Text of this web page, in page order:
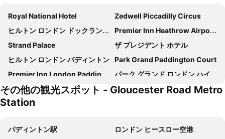
Royal National Hotel
Zedwell Piccadilly Circus
ヒルトン ロンドン ドックランズ リバーサイド
Premier Inn Heathrow Airport Terminal 4
Strand Palace
ザ プレジデント ホテル
ヒルトン ロンドン パディントン Park Grand Paddington Court
Premier Inn London Paddington - Paddington Station
パーク グランド ロンドン ハイド パーク
Premier Inn London Hammersmith (Talgarth Road) hotel
タヴィストック ホテル
シェークスピア ホテル
Kip Hotel
ノーフォーク タワーズ パディントン ホテル
その他の観光スポット - Gloucester Road Metro
Station
パディントン駅
ロンドン ヒースロー空港